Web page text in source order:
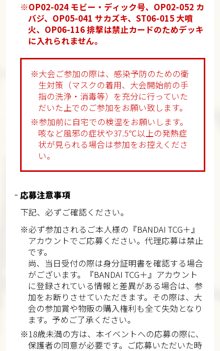
※OP02-024 モビー・ディック号、OP02-052 カ
バジ、OP05-041 サカズキ、ST06-015 大噴
火、OP06-116 排撃は禁止カードのためデッキ
に入れられません。
※大会ご参加の際は、感染予防のための衛
生対策（マスクの着用、大会開始前の手
指の洗浄・消毒等）を充分に行っていた
だいた上でのご参加をお願い致します。
※参加前に自宅での検温をお願いします。
咳など風邪の症状や37.5℃以上の発熱症
状が見られる場合は参加をお控えくださ
い。
応募注意事項
下記、必ずご確認ください。
※必ず参加されるご本人様の『BANDAI TCG＋』
アカウントでご応募ください。代理応募は禁止
です。
尚、当日受付の際は身分証明書を確認する場合
がございます。『BANDAI TCG＋』アカウント
に登録されている情報と差異がある場合は、参
加をお断りさせていただきます。その際は、大
会の参加賞や物販の購入権利も全て失効となり
ます。予めご了承ください。
※18歳未満の方は、本イベントへの応募の際に、
保護者の同意が必要です。ご応募いただいた時